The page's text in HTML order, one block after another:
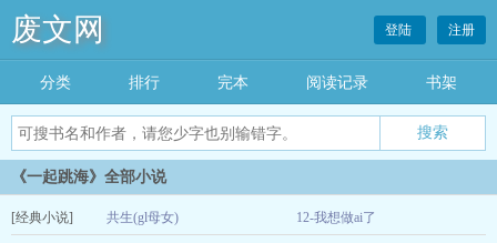
废文网 登陆 注册
分类 排行 完本 阅读记录 书架
《一起跳海》全部小说
[经典小说] 共生(gl母女) 12-我想做ai了